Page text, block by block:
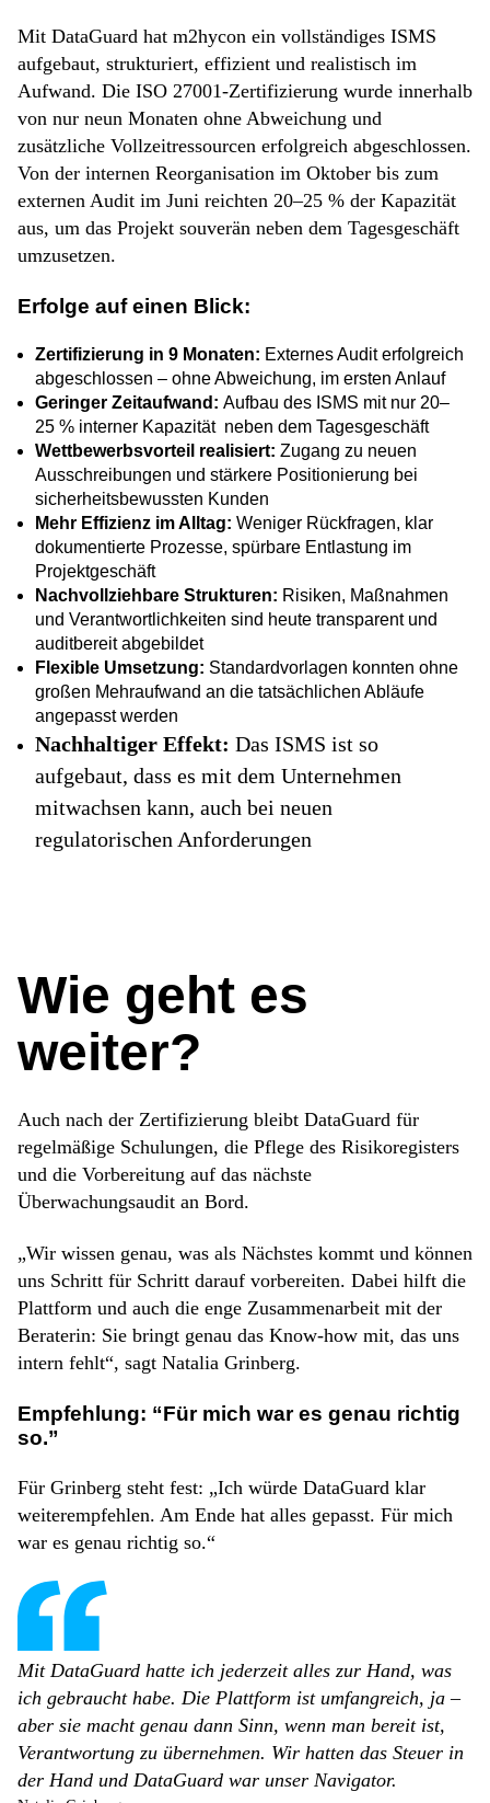
Mit DataGuard hat m2hycon ein vollständiges ISMS
aufgebaut, strukturiert, effizient und realistisch im
Aufwand. Die ISO 27001-Zertifizierung wurde innerhalb
von nur neun Monaten ohne Abweichung und
zusätzliche Vollzeitressourcen erfolgreich abgeschlossen.
Von der internen Reorganisation im Oktober bis zum
externen Audit im Juni reichten 20–25 % der Kapazität
aus, um das Projekt souverän neben dem Tagesgeschäft
umzusetzen.
Erfolge auf einen Blick:
Zertifizierung in 9 Monaten: Externes Audit erfolgreich
abgeschlossen – ohne Abweichung, im ersten Anlauf
Geringer Zeitaufwand: Aufbau des ISMS mit nur 20–
25 % interner Kapazität neben dem Tagesgeschäft
Wettbewerbsvorteil realisiert: Zugang zu neuen
Ausschreibungen und stärkere Positionierung bei
sicherheitsbewussten Kunden
Mehr Effizienz im Alltag: Weniger Rückfragen, klar
dokumentierte Prozesse, spürbare Entlastung im
Projektgeschäft
Nachvollziehbare Strukturen: Risiken, Maßnahmen
und Verantwortlichkeiten sind heute transparent und
auditbereit abgebildet
Flexible Umsetzung: Standardvorlagen konnten ohne
großen Mehraufwand an die tatsächlichen Abläufe
angepasst werden
Nachhaltiger Effekt: Das ISMS ist so
aufgebaut, dass es mit dem Unternehmen
mitwachsen kann, auch bei neuen
regulatorischen Anforderungen
Wie geht es
weiter?
Auch nach der Zertifizierung bleibt DataGuard für
regelmäßige Schulungen, die Pflege des Risikoregisters
und die Vorbereitung auf das nächste
Überwachungsaudit an Bord.
„Wir wissen genau, was als Nächstes kommt und können
uns Schritt für Schritt darauf vorbereiten. Dabei hilft die
Plattform und auch die enge Zusammenarbeit mit der
Beraterin: Sie bringt genau das Know-how mit, das uns
intern fehlt“, sagt Natalia Grinberg.
Empfehlung: “Für mich war es genau richtig
so.”
Für Grinberg steht fest: „Ich würde DataGuard klar
weiterempfehlen. Am Ende hat alles gepasst. Für mich
war es genau richtig so.“
Mit DataGuard hatte ich jederzeit alles zur Hand, was
ich gebraucht habe. Die Plattform ist umfangreich, ja –
aber sie macht genau dann Sinn, wenn man bereit ist,
Verantwortung zu übernehmen. Wir hatten das Steuer in
der Hand und DataGuard war unser Navigator.